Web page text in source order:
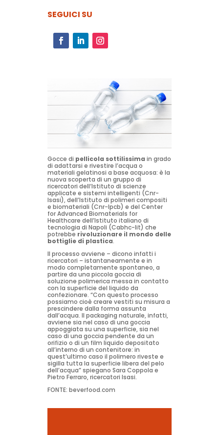
SEGUICI SU
Gocce di pellicola sottilissima in grado
di adattarsi e rivestire l’acqua o
materiali gelatinosi a base acquosa: è la
nuova scoperta di un gruppo di
ricercatori dell‘Istituto di scienze
applicate e sistemi intelligenti (Cnr-
Isasi), dell’Istituto di polimeri compositi
e biomateriali (Cnr-Ipcb) e del Center
for Advanced Biomaterials for
Healthcare dell’Istituto italiano di
tecnologia di Napoli (Cabhc-Iit) che
potrebbe rivoluzionare il mondo delle
bottiglie di plastica.
Il processo avviene – dicono infatti i
ricercatori – istantaneamente e in
modo completamente spontaneo, a
partire da una piccola goccia di
soluzione polimerica messa in contatto
con la superficie del liquido da
confezionare. “Con questo processo
possiamo cioè creare vestiti su misura a
prescindere dalla forma assunta
dall’acqua. Il packaging naturale, infatti,
avviene sia nel caso di una goccia
appoggiata su una superficie, sia nel
caso di una goccia pendente da un
orifizio o di un film liquido depositato
all’interno di un contenitore: in
quest’ultimo caso il polimero riveste e
sigilla tutta la superficie libera del pelo
dell’acqua” spiegano Sara Coppola e
Pietro Ferraro, ricercatori Isasi.
FONTE: beverfood.com